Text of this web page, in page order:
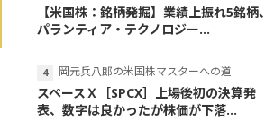
【米国株：銘柄発掘】業績上振れ5銘柄、
パランティア・テクノロジー...
岡元兵八郎の米国株マスターへの道
スペースＸ［SPCX］上場後初の決算発
表、数字は良かったが株価が下落...